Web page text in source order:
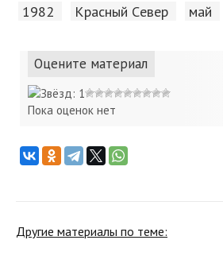
1982 Красный Cевер май
Оцените материал
Пока оценок нет
Другие материалы по теме: